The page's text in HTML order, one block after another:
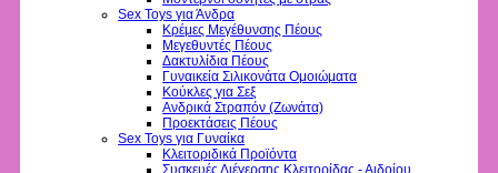
Sex Toys για Άνδρα
Κρέμες Μεγέθυνσης Πέους
Μεγεθυντές Πέους
Δακτυλίδια Πέους
Γυναικεία Σιλικονάτα Ομοιώματα
Κούκλες για Σεξ
Ανδρικά Στραπόν (Ζωνάτα)
Προεκτάσεις Πέους
Sex Toys για Γυναίκα
Κλειτοριδικά Προϊόντα
Συσκευές Διέγερσης Κλειτορίδας - Αιδοίου